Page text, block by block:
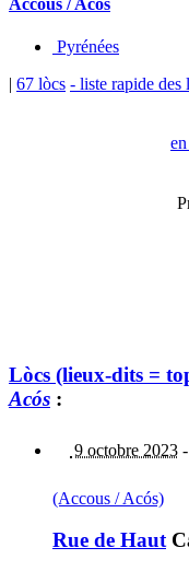
Accous / Acós
Pyrénées
| 67 lòcs - liste rapide des
Lòcs (lieux-dits =
Acós :
9 octobre 2023 -
(Accous / Acós)
Rue de Haut